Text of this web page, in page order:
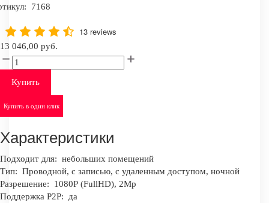
7168
13 reviews
13 046,00 руб.
Купить
Купить в один клик
Характеристики
Подходит для: небольших помещений
Тип: Проводной, с записью, с удаленным доступом, ночной
Разрешение:
1080Р (FullHD), 2Mp
Поддержка P2P:
да